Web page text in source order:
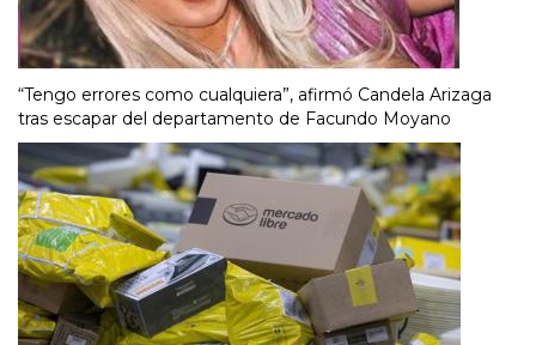
“Tengo errores como cualquiera”, afirmó Candela Arizaga
tras escapar del departamento de Facundo Moyano